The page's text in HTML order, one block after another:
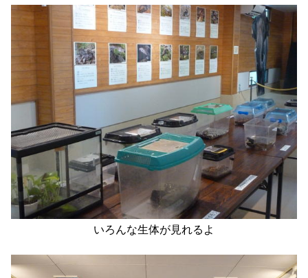
いろんな生体が見れるよ